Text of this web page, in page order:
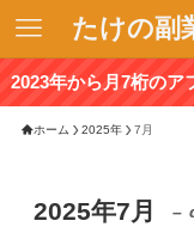
たけの副
2023年から月7桁のア
ホーム 2025年 7月
2025年7月 –